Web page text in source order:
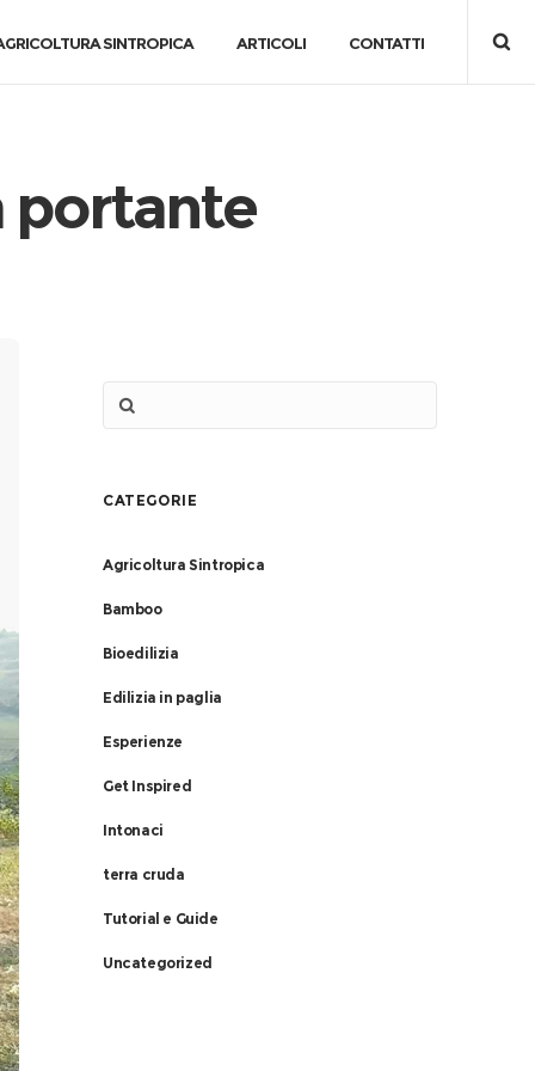
SINTROPICA ARTICOLI CONTATTI
portante
CATEGORIE
Agricoltura Sintropica
Bamboo
Bioedilizia
Edilizia in paglia
Esperienze
Get Inspired
Intonaci
terra cruda
Tutorial e Guide
Uncategorized